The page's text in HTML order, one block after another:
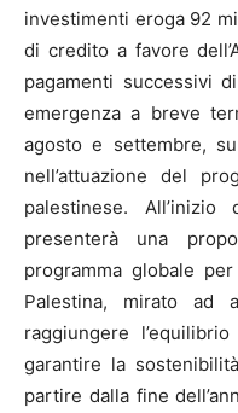
investimenti eroga 92
di credito a favore
pagamenti successivi
emergenza a breve
agosto e settembre,
nell’attuazione del
palestinese.
presenterà una
programma globale
Palestina, mirato ad
raggiungere
garantire la
partire dalla fine